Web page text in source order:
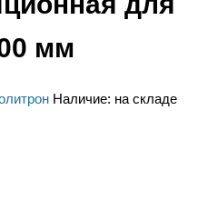
мм
Наличие: на складе